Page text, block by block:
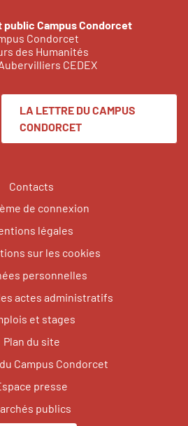
public Campus Condorcet
Condorcet
des Humanités
CEDEX
LA LETTRE DU CAMPUS
CONDORCET
Contacts
de connexion
légales
sur les cookies
personnelles
actes administratifs
et stages
Plan du site
Campus Condorcet
presse
publics